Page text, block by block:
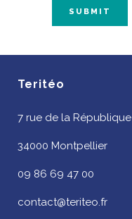
Teritéo
7 rue de la République
34000 Montpellier
09 86 69 47 00
contact@teriteo.fr